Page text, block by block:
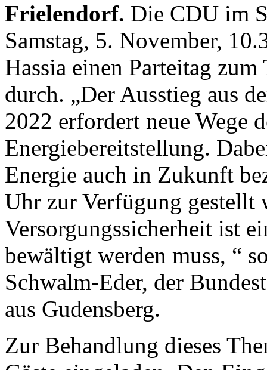
Frielendorf. Die CDU im
Samstag, 5. November,
Hassia einen Parteitag
durch. „Der Ausstieg aus
2022 erfordert neue Wege
Energiebereitstellung.
Energie auch in Zukunft
Uhr zur Verfügung gestellt
Versorgungssicherheit ist
bewältigt werden muss, “
Schwalm-Eder, der
aus Gudensberg.
Zur Behandlung dieses